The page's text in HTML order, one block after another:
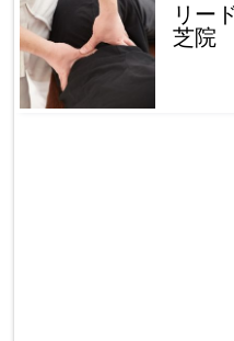
リー
芝院